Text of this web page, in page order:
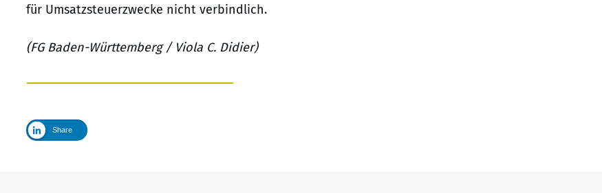
für Umsatzsteuerzwecke nicht verbindlich.
(FG Baden-Württemberg / Viola C. Didier)
Share